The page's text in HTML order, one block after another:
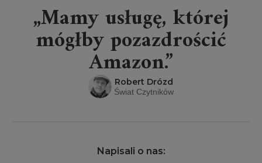
„Mamy usługę, której
mógłby pozazdrościć
Amazon.”
Robert Drózd
Świat Czytników
Napisali o nas: